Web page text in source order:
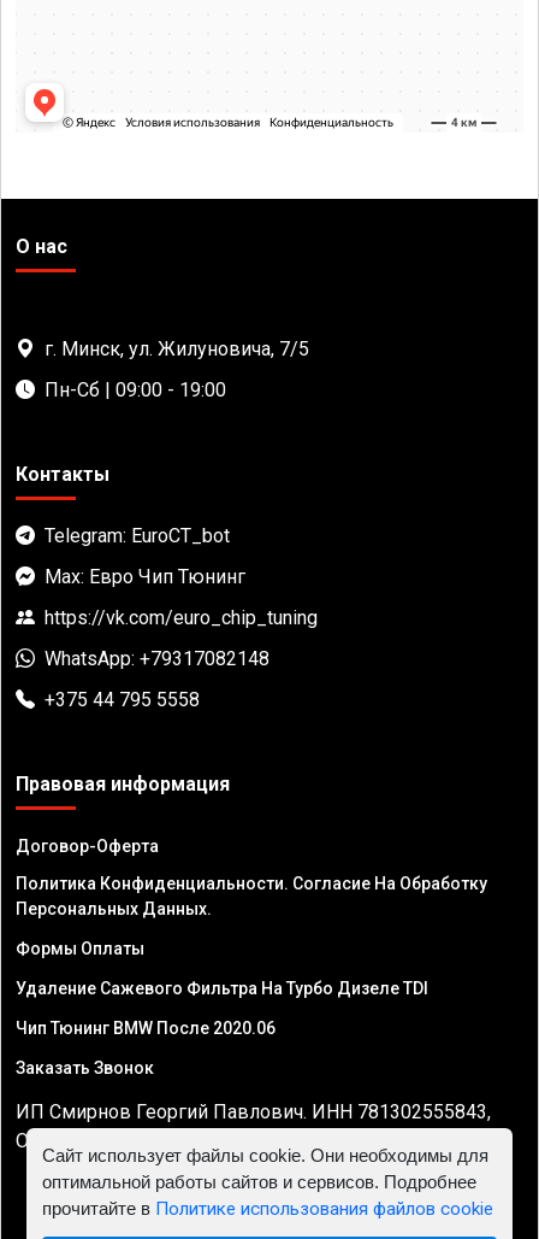
О нас
г. Минск, ул. Жилуновича, 7/5
Пн-Сб | 09:00 - 19:00
Контакты
Telegram: EuroCT_bot
Max: Евро Чип Тюнинг
https://vk.com/euro_chip_tuning
WhatsApp: +79317082148
+375 44 795 5558
Правовая информация
Договор-Оферта
Политика Конфиденциальности. Согласие На Обработку
Персональных Данных.
Формы Оплаты
Удаление Сажевого Фильтра На Турбо Дизеле TDI
Чип Тюнинг BMW После 2020.06
Заказать Звонок
ИП Смирнов Георгий Павлович. ИНН 781302555843,
ОГРНИП 324470400032610
Сайт использует файлы cookie. Они необходимы для
оптимальной работы сайтов и сервисов. Подробнее
прочитайте в Политике использования файлов cookie